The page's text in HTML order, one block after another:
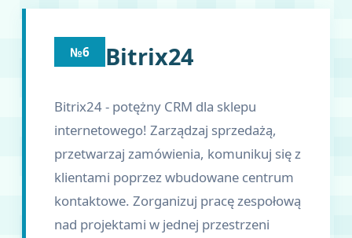
№6 Bitrix24
Bitrix24 - potężny CRM dla sklepu
internetowego! Zarządzaj sprzedażą,
przetwarzaj zamówienia, komunikuj się z
klientami poprzez wbudowane centrum
kontaktowe. Zorganizuj pracę zespołową
nad projektami w jednej przestrzeni